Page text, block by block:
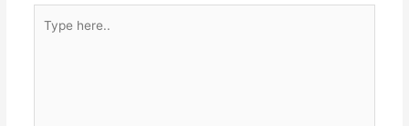
here..